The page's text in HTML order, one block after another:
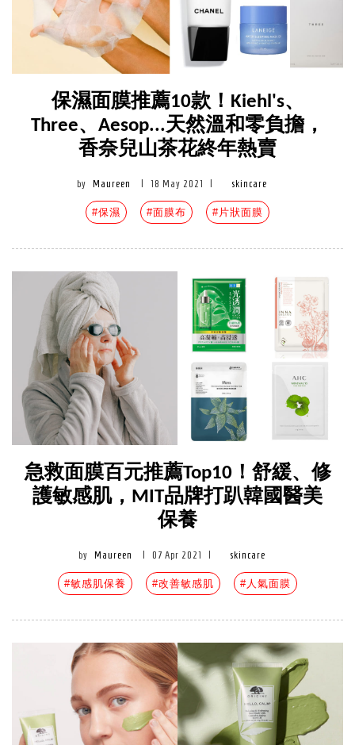
保濕面膜推薦10款！Kiehl's、
Three、Aesop...天然溫和零負擔，
香奈兒山茶花終年熱賣
by Maureen 18 May 2021 skincare
#保濕 #面膜布 #片狀面膜
急救面膜百元推薦Top10！舒緩、修
護敏感肌，MIT品牌打趴韓國醫美
保養
by Maureen 07 Apr 2021 skincare
#敏感肌保養 #改善敏感肌 #人氣面膜